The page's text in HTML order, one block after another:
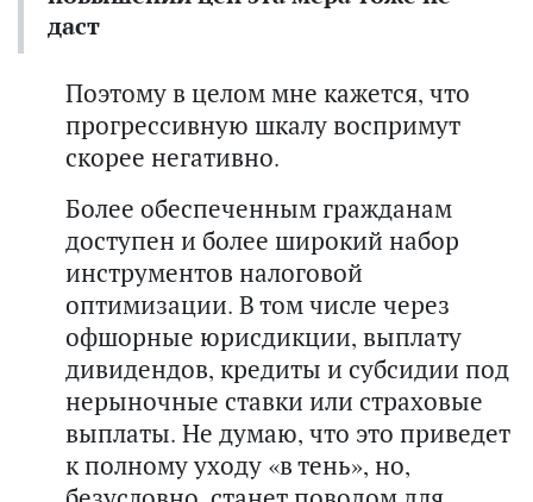
даст
Поэтому в целом мне кажется, что
прогрессивную шкалу воспримут
скорее негативно.
Более обеспеченным гражданам
доступен и более широкий набор
инструментов налоговой
оптимизации. В том числе через
офшорные юрисдикции, выплату
дивидендов, кредиты и субсидии под
нерыночные ставки или страховые
выплаты. Не думаю, что это приведет
к полному уходу «в тень», но,